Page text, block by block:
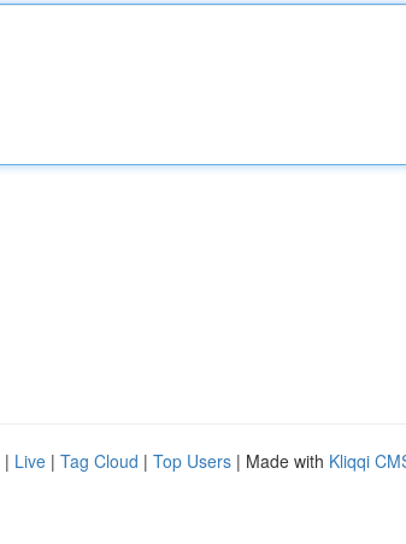
| Live | Tag Cloud | Top Users | Made with Kliqqi